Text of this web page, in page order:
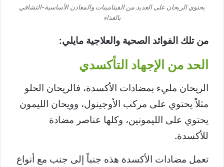
يحتوي الريحان على العديد من الفيتامينات والمعادن الأساسية-التشافي
بالغذاء
من تلك الفوائد الصحية والعلاجية مايلي:
الحد من الإجهاد التأكسدي
الريحان مليء بمضادات الأكسدة، فالريحان الحلو
مثلاً يحتوي على مركب الأوجينول، وويحان الليمون
يحتوي على الليمونين، وكلها عناصر مضادة
للأكسدة.
تعمل مضادات الأكسدة هذه جنباً إلى جنب مع أنواع